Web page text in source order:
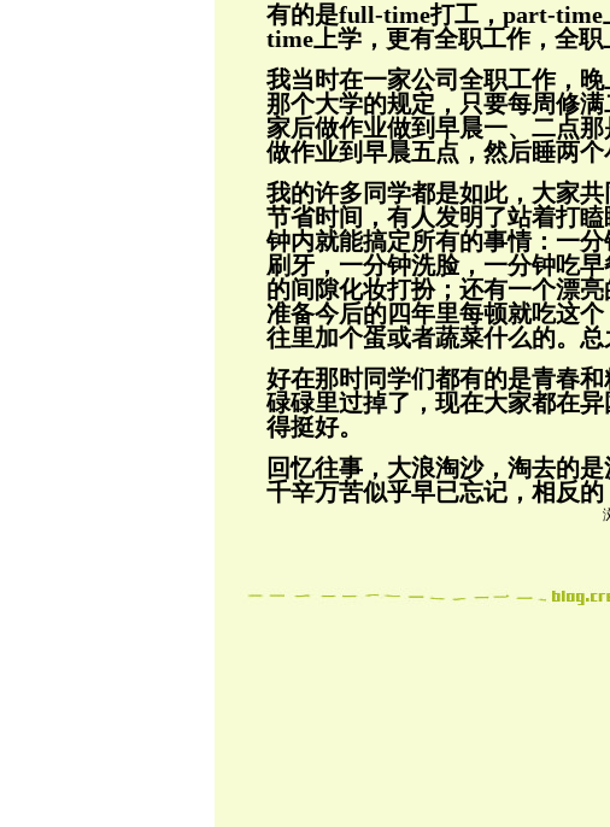
有的是full-time打工，part-
time上学， 更有全职工作，全职
我当时在一家公司全职工作，
那个大学的规定， 只要每周修满
家后做作业做到早晨一、二点
做作业到早晨五点，然后睡两个
我的许多同学都是如此，大家
节省时间，有人发明了站着打
钟内就能搞定所有的事情：一分
刷牙，一分钟洗脸，一分钟吃早
的间隙化妆打扮； 还有一个漂
准备今后的四年里每顿就吃这
往里加个蛋或者蔬菜什么的。 总
好在那时同学们都有的是青春
碌碌里过掉了，现在大家都在
得挺好。
回忆往事，大浪淘沙，淘去的
千辛万苦似乎早已忘记，相反的